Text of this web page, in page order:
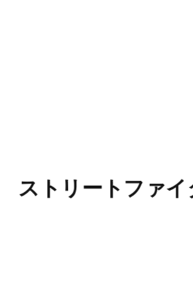
ストリートファ